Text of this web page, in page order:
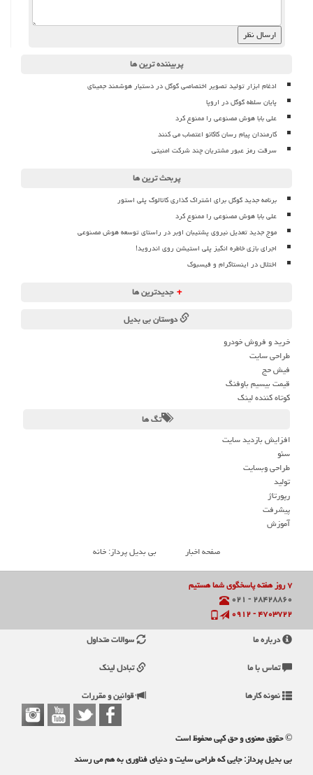
پربیننده ترین ها
ادغام ابزار تولید تصویر اختصاصی گوگل در دستیار هوشمند جمینای
پایان سلطه گوگل در اروپا
علی بابا هوش مصنوعی را ممنوع کرد
کارمندان پیام رسان کاکائو اعتصاب می کنند
سرقت رمز عبور مشتریان چند شرکت امنیتی
پربحث ترین ها
برنامه جدید گوگل برای اشتراک گذاری کاتالوگ پلی استور
علی بابا هوش مصنوعی را ممنوع کرد
موج جدید تعدیل نیروی پشتیبان اوبر در راستای توسعه هوش مصنوعی
اجرای بازی خاطره انگیز پلی استیشن روی اندروید!
اختلال در اینستاگرام و فیسبوک
+ جدیدترین ها
دوستان بی بدیل
خرید و فروش خودرو
طراحی سایت
فیش حج
قیمت بیسیم باوفنگ
کوتاه کننده لینک
تگ ها
افزایش بازدید سایت
سئو
طراحی وبسایت
تولید
رپورتاژ
پیشرفت
آموزش
صفحه اخبار
بی بدیل پرداز: خانه
۷ روز هفته پاسخگوی شما هستیم
۲۸۴۲۸۸۶۰ - ۰۲۱
۴۷۰۳۷۲۲ - ۰۹۱۲
درباره ما
تماس با ما
نمونه کارها
سوالات متداول
تبادل لینک
قوانین و مقررات
© حقوق معنوی و حق کپی محفوظ است
بی بدیل پرداز: جایی که طراحی سایت و دنیای فناوری به هم می رسند